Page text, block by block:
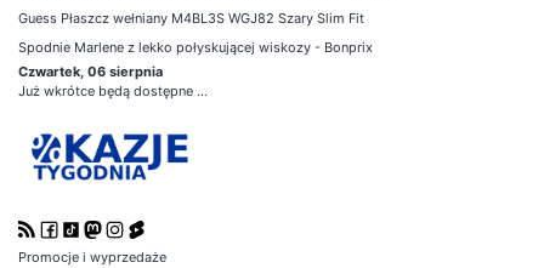
Guess Płaszcz wełniany M4BL3S WGJ82 Szary Slim Fit
Spodnie Marlene z lekko połyskującej wiskozy - Bonprix
Czwartek, 06 sierpnia
Już wkrótce będą dostępne ...
Promocje i wyprzedaże